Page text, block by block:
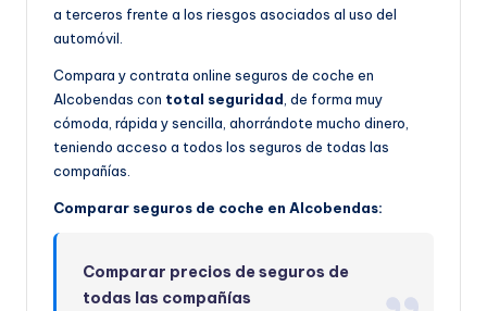
a terceros frente a los riesgos asociados al uso del
automóvil.
Compara y contrata online seguros de coche en
Alcobendas con total seguridad , de forma muy
cómoda, rápida y sencilla, ahorrándote mucho dinero,
teniendo acceso a todos los seguros de todas las
compañías.
Comparar seguros de coche en Alcobendas:
Comparar precios de seguros de
todas las compañías